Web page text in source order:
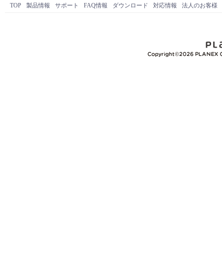
TOP 製品情報 サポート FAQ情報 ダウンロード 対応情報 法人のお客様